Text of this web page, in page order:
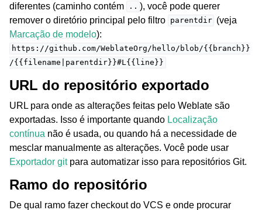
diferentes (caminho contém
.. ), você pode querer
remover o diretório principal pelo filtro parentdir (veja
Marcação de modelo):
https://github.com/WeblateOrg/hello/blob/{{branch}}
/{{filename|parentdir}}#L{{line}}
URL do repositório exportado
URL para onde as alterações feitas pelo Weblate são
exportadas. Isso é importante quando Localização
contínua não é usada, ou quando há a necessidade de
mesclar manualmente as alterações. Você pode usar
Exportador gitpara automatizar isso para repositórios Git.
Ramo do repositório
De qual ramo fazer checkout do VCS e onde procurar